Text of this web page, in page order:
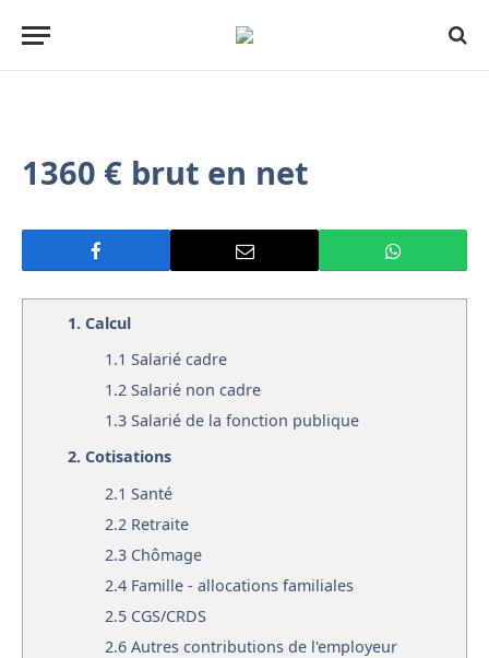
1360 € brut en net
1. Calcul
1.1 Salarié cadre
1.2 Salarié non cadre
1.3 Salarié de la fonction publique
2. Cotisations
2.1 Santé
2.2 Retraite
2.3 Chômage
2.4 Famille - allocations familiales
2.5 CGS/CRDS
2.6 Autres contributions de l'employeur